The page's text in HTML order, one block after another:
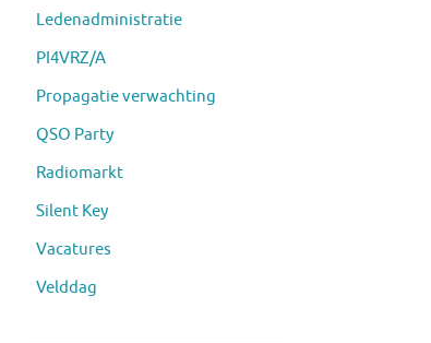
Ledenadministratie
PI4VRZ/A
Propagatie verwachting
QSO Party
Radiomarkt
Silent Key
Vacatures
Velddag